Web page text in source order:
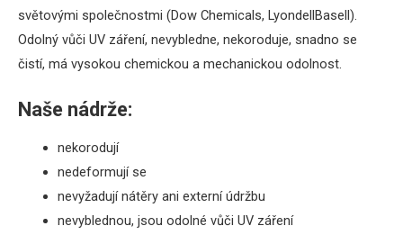
světovými společnostmi (Dow Chemicals, LyondellBasell).
Odolný vůči UV záření, nevybledne, nekoroduje, snadno se
čistí, má vysokou chemickou a mechanickou odolnost.
Naše nádrže:
nekorodují
nedeformují se
nevyžadují nátěry ani externí údržbu
nevyblednou, jsou odolné vůči UV záření